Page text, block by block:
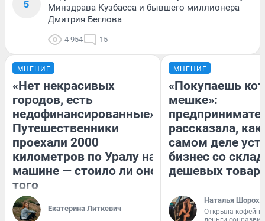
5
Минздрава Кузбасса и бывшего миллионера
Дмитрия Беглова
4 954 15
МНЕНИЕ
«Нет некрасивых
городов, есть
недофинансированные».
Путешественники
проехали 2000
километров по Уралу на
машине — стоило ли оно
того
Екатерина Литкевич
МНЕНИЕ
«Покупаешь
мешке»:
рассказала, как
самом деле
бизнес со
дешевых
Наталья
Открыла